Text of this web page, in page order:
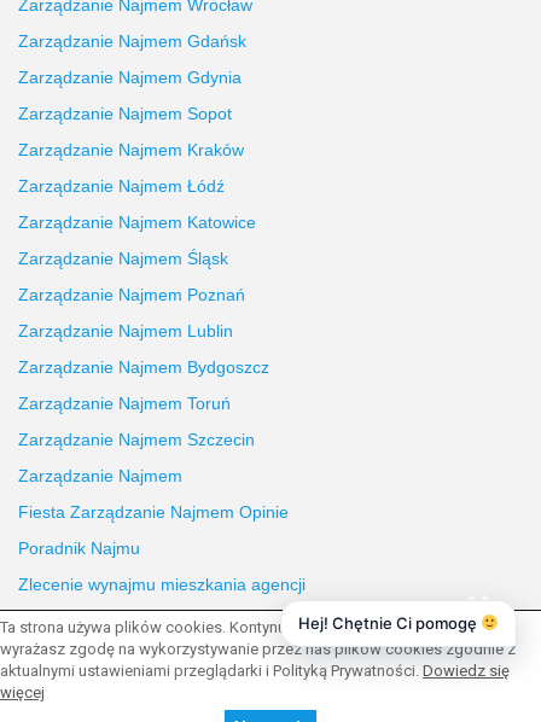
Zarządzanie Najmem Wrocław
Zarządzanie Najmem Gdańsk
Zarządzanie Najmem Gdynia
Zarządzanie Najmem Sopot
Zarządzanie Najmem Kraków
Zarządzanie Najmem Łódź
Zarządzanie Najmem Katowice
Zarządzanie Najmem Śląsk
Zarządzanie Najmem Poznań
Zarządzanie Najmem Lublin
Zarządzanie Najmem Bydgoszcz
Zarządzanie Najmem Toruń
Zarządzanie Najmem Szczecin
Zarządzanie Najmem
Fiesta Zarządzanie Najmem Opinie
Poradnik Najmu
Zlecenie wynajmu mieszkania agencji
asaricrm.com
Ta strona używa plików cookies. Kontynuując przeglądanie naszej strony,
wyrażasz zgodę na wykorzystywanie przez nas plików cookies zgodnie z
aktualnymi ustawieniami przeglądarki i Polityką Prywatności. Dowiedz się
więcej
Hej! Chętnie Ci pomogę